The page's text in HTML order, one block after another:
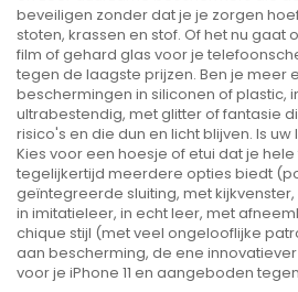
beveiligen zonder dat je je zorgen
stoten, krassen en stof. Of het nu gaat
film of gehard glas voor je
tegen de laagste prijzen. Ben je meer
beschermingen in siliconen of plastic,
ultrabestendig, met glitter of fantasie
risico's en die dun en licht blijven. Is
Kies voor een hoesje of etui dat je
tegelijkertijd meerdere opties biedt
geïntegreerde sluiting, met
in imitatieleer, in echt leer, met
chique stijl (met veel ongelooflijke
aan bescherming, de ene
voor je iPhone 11 en aangeboden